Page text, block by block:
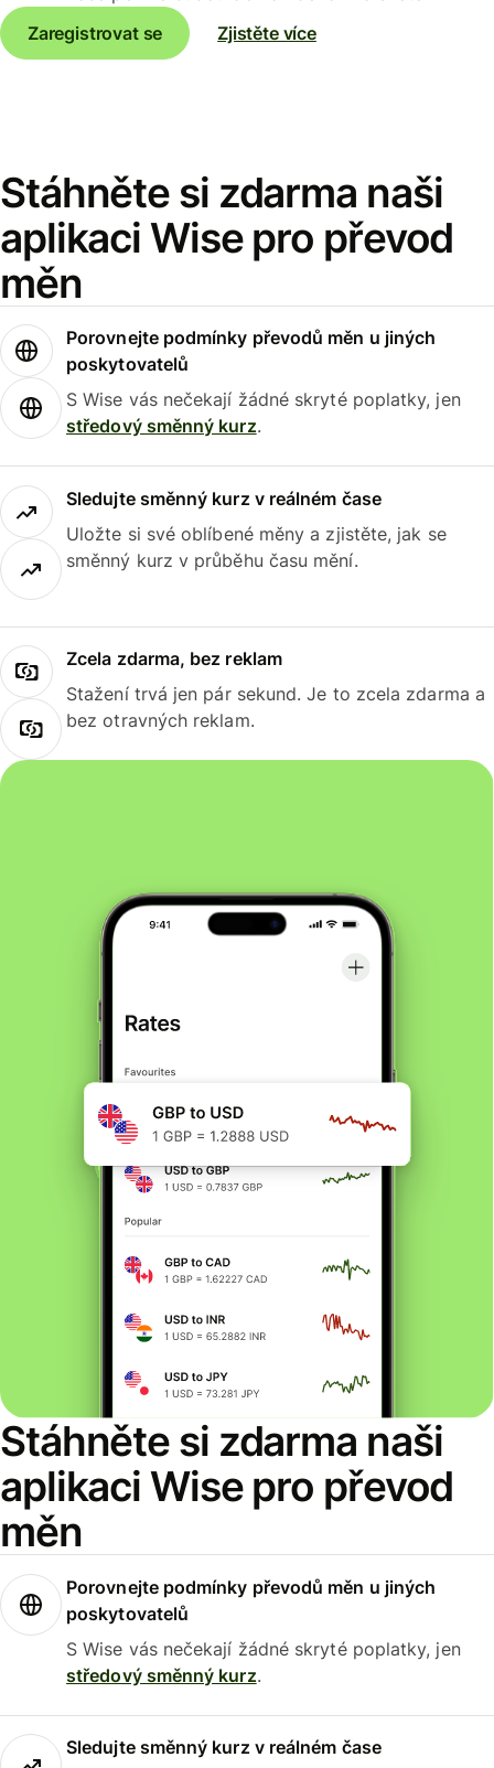
Zaregistrovat se
Zjistěte více
Stáhněte si zdarma naši
aplikaci Wise pro převod
měn
Porovnejte podmínky převodů měn u jiných
poskytovatelů
S Wise vás nečekají žádné skryté poplatky, jen
středový směnný kurz.
Sledujte směnný kurz v reálném čase
Uložte si své oblíbené měny a zjistěte, jak se
směnný kurz v průběhu času mění.
Zcela zdarma, bez reklam
Stažení trvá jen pár sekund. Je to zcela zdarma a
bez otravných reklam.
Stáhněte si zdarma naši
aplikaci Wise pro převod
měn
Porovnejte podmínky převodů měn u jiných
poskytovatelů
S Wise vás nečekají žádné skryté poplatky, jen
středový směnný kurz.
Sledujte směnný kurz v reálném čase